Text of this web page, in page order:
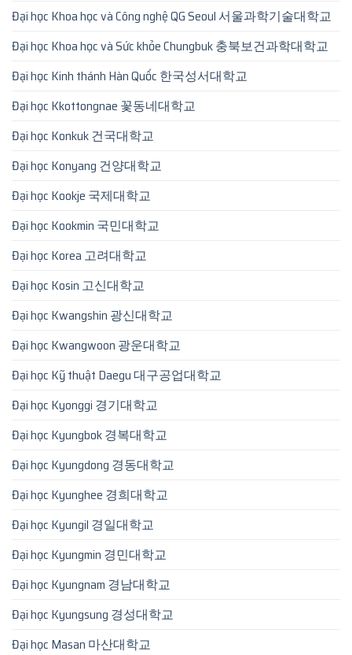
Đại học Khoa học và Công nghệ QG Seoul 서울과학기술대학교
Đại học Khoa học và Sức khỏe Chungbuk 충북보건과학대학교
Đại học Kinh thánh Hàn Quốc 한국성서대학교
Đại học Kkottongnae 꽃동네대학교
Đại học Konkuk 건국대학교
Đại học Konyang 건양대학교
Đại học Kookje 국제대학교
Đại học Kookmin 국민대학교
Đại học Korea 고려대학교
Đại học Kosin 고신대학교
Đại học Kwangshin 광신대학교
Đại học Kwangwoon 광운대학교
Đại học Kỹ thuật Daegu 대구공업대학교
Đại học Kyonggi 경기대학교
Đại học Kyungbok 경복대학교
Đại học Kyungdong 경동대학교
Đại học Kyunghee 경희대학교
Đại học Kyungil 경일대학교
Đại học Kyungmin 경민대학교
Đại học Kyungnam 경남대학교
Đại học Kyungsung 경성대학교
Đại học Masan 마산대학교